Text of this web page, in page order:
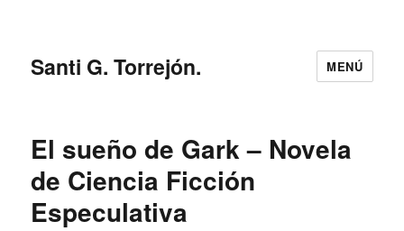
Santi G. Torrejón. MENÚ
El sueño de Gark – Novela
de Ciencia Ficción
Especulativa